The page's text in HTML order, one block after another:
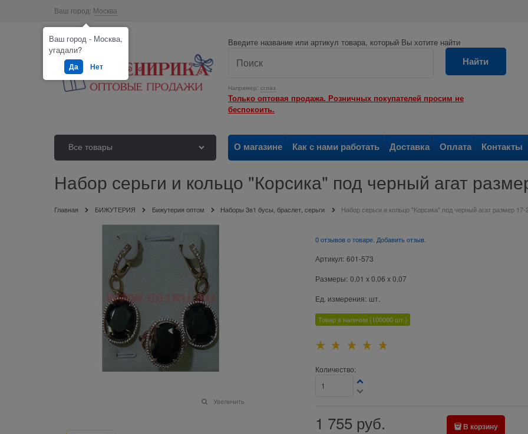
Ваш город: Москва
Введите название или артикул товара, который Вы хотите найти
Например: сглаз
Найти
Только оптовая продажа. Розничных покупателей просим не
беспокоить.
Все товары О магазине Как с нами работать Доставка Оплата Контакты
Набор серьги и кольцо "Корсика" под черный агат
Главная БИЖУТЕРИЯ Бижутерия оптом Наборы 3в1 бусы, браслет, серьги Набор серьги и кольцо "Корсика" под черный агат размер 17-
Увеличить
0 отзывов о товаре. Добавить отзыв.
Артикул: 601-573
Размеры: 0,01 x 0,06 x 0,07
Ед. измерения: шт.
Товар в наличии (100000 шт.)
Количество:
1 755 руб. В корзину
Ваш город - Москва,
угадали?
Да Нет